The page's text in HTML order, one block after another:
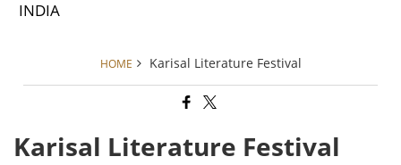
HOME Karisal Literature Festival
Karisal Literature Festival